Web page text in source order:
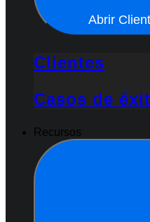
Abrir
Clientes
Casos de
Recursos